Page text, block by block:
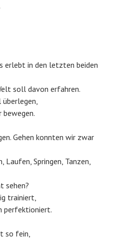
erlebt in den letzten beiden
soll davon erfahren.
überlegen,
bewegen.
Gehen konnten wir zwar
Laufen, Springen, Tanzen,
sehen?
trainiert,
perfektioniert.
so fein,